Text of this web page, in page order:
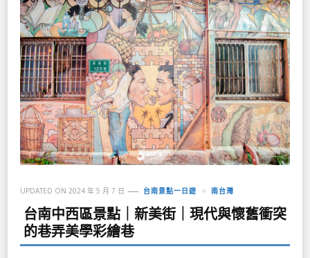
UPDATED ON 2024 年 5 月 7 日 台南景點一日遊 南台灣
台南中西區景點｜新美街｜現代與懷舊衝突
的巷弄美學彩繪巷